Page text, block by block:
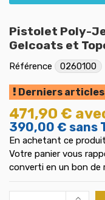
Pistolet Poly-
Gelcoats et
Référence 0260100
Derniers
471,90 €
390,00 € sans
En achetant ce
Votre panier vous
converti en un bon de